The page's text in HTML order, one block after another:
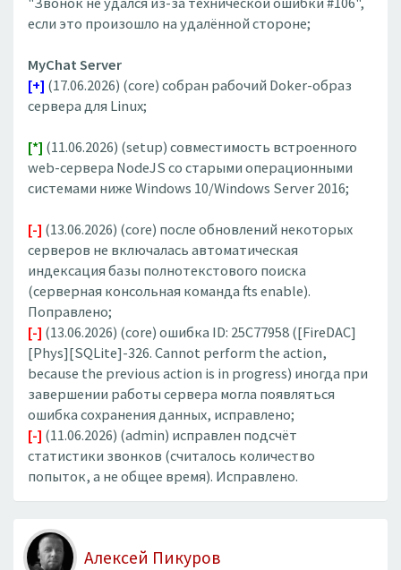
если это произошло на удалённой стороне;
MyChat Server
[+] (17.06.2026) (core) собран рабочий Doker-образ
сервера для Linux;
[*] (11.06.2026) (setup) совместимость встроенного
web-сервера NodeJS со старыми операционными
системами ниже Windows 10/Windows Server 2016;
[-] (13.06.2026) (core) после обновлений некоторых
серверов не включалась автоматическая
индексация базы полнотекстового поиска
(серверная консольная команда fts enable).
Поправлено;
[-] (13.06.2026) (core) ошибка ID: 25C77958 ([FireDAC]
[Phys][SQLite]-326. Cannot perform the action,
because the previous action is in progress) иногда при
завершении работы сервера могла появляться
ошибка сохранения данных, исправлено;
[-] (11.06.2026) (admin) исправлен подсчёт
статистики звонков (считалось количество
попыток, а не общее время). Исправлено.
Алексей Пикуров